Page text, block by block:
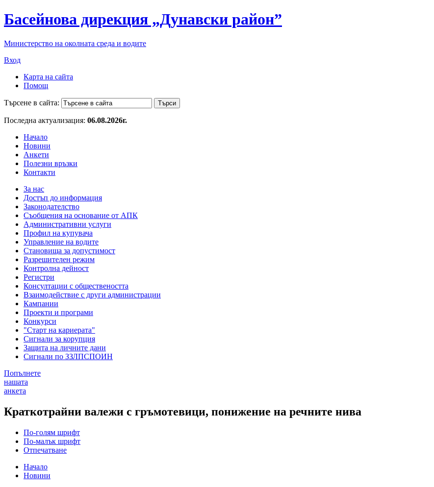
Басейнова дирекция „Дунавски район”
Министерство на околната среда и водите
Вход
Карта на сайта
Помощ
Търсене в сайта:
Последна актуализация: 06.08.2026г.
Начало
Новини
Анкети
Полезни връзки
Контакти
За нас
Достъп до информация
Законодателство
Съобщения на основание от АПК
Административни услуги
Профил на купувача
Управление на водите
Становища за допустимост
Разрешителен режим
Контролна дейност
Регистри
Консултации с обществеността
Взаимодействие с други администрации
Кампании
Проекти и програми
Конкурси
"Старт на кариерата"
Сигнали за корупция
Защита на личните дани
Сигнали по ЗЗЛПСПОИН
Попълнете
нашата
анкета
Краткотрайни валежи с гръмотевици, понижение на речните нива
По-голям шрифт
По-малък шрифт
Отпечатване
Начало
Новини